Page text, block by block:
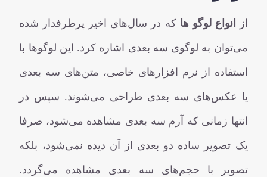
از انواع لوگو ها که در سال‌های اخیر پرطرفدار شده
می‌توان به لوگوی سه بعدی اشاره کرد. این لوگوها با
استفاده از نرم‌ افزارهای خاصی، متن‌های سه بعدی
یا عکس‌های سه بعدی طراحی می‌شوند. سپس در
انتها زمانی که آرم سه بعدی مشاهده می‌شود، صرفا
یک تصویر ساده دو بعدی از آن دیده نمی‌شود، بلکه
تصویر با حجم‌های سه بعدی مشاهده می‌گردد.